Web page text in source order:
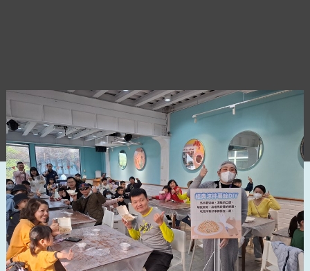
為推廣行銷神岡區的豐富農產品，並落實全民食農教
育，臺中市政府農業局委請神岡區公所於(115)年3月
7日(星期六)8時20分假靝馬畜牧場舉辦2026神岡文化